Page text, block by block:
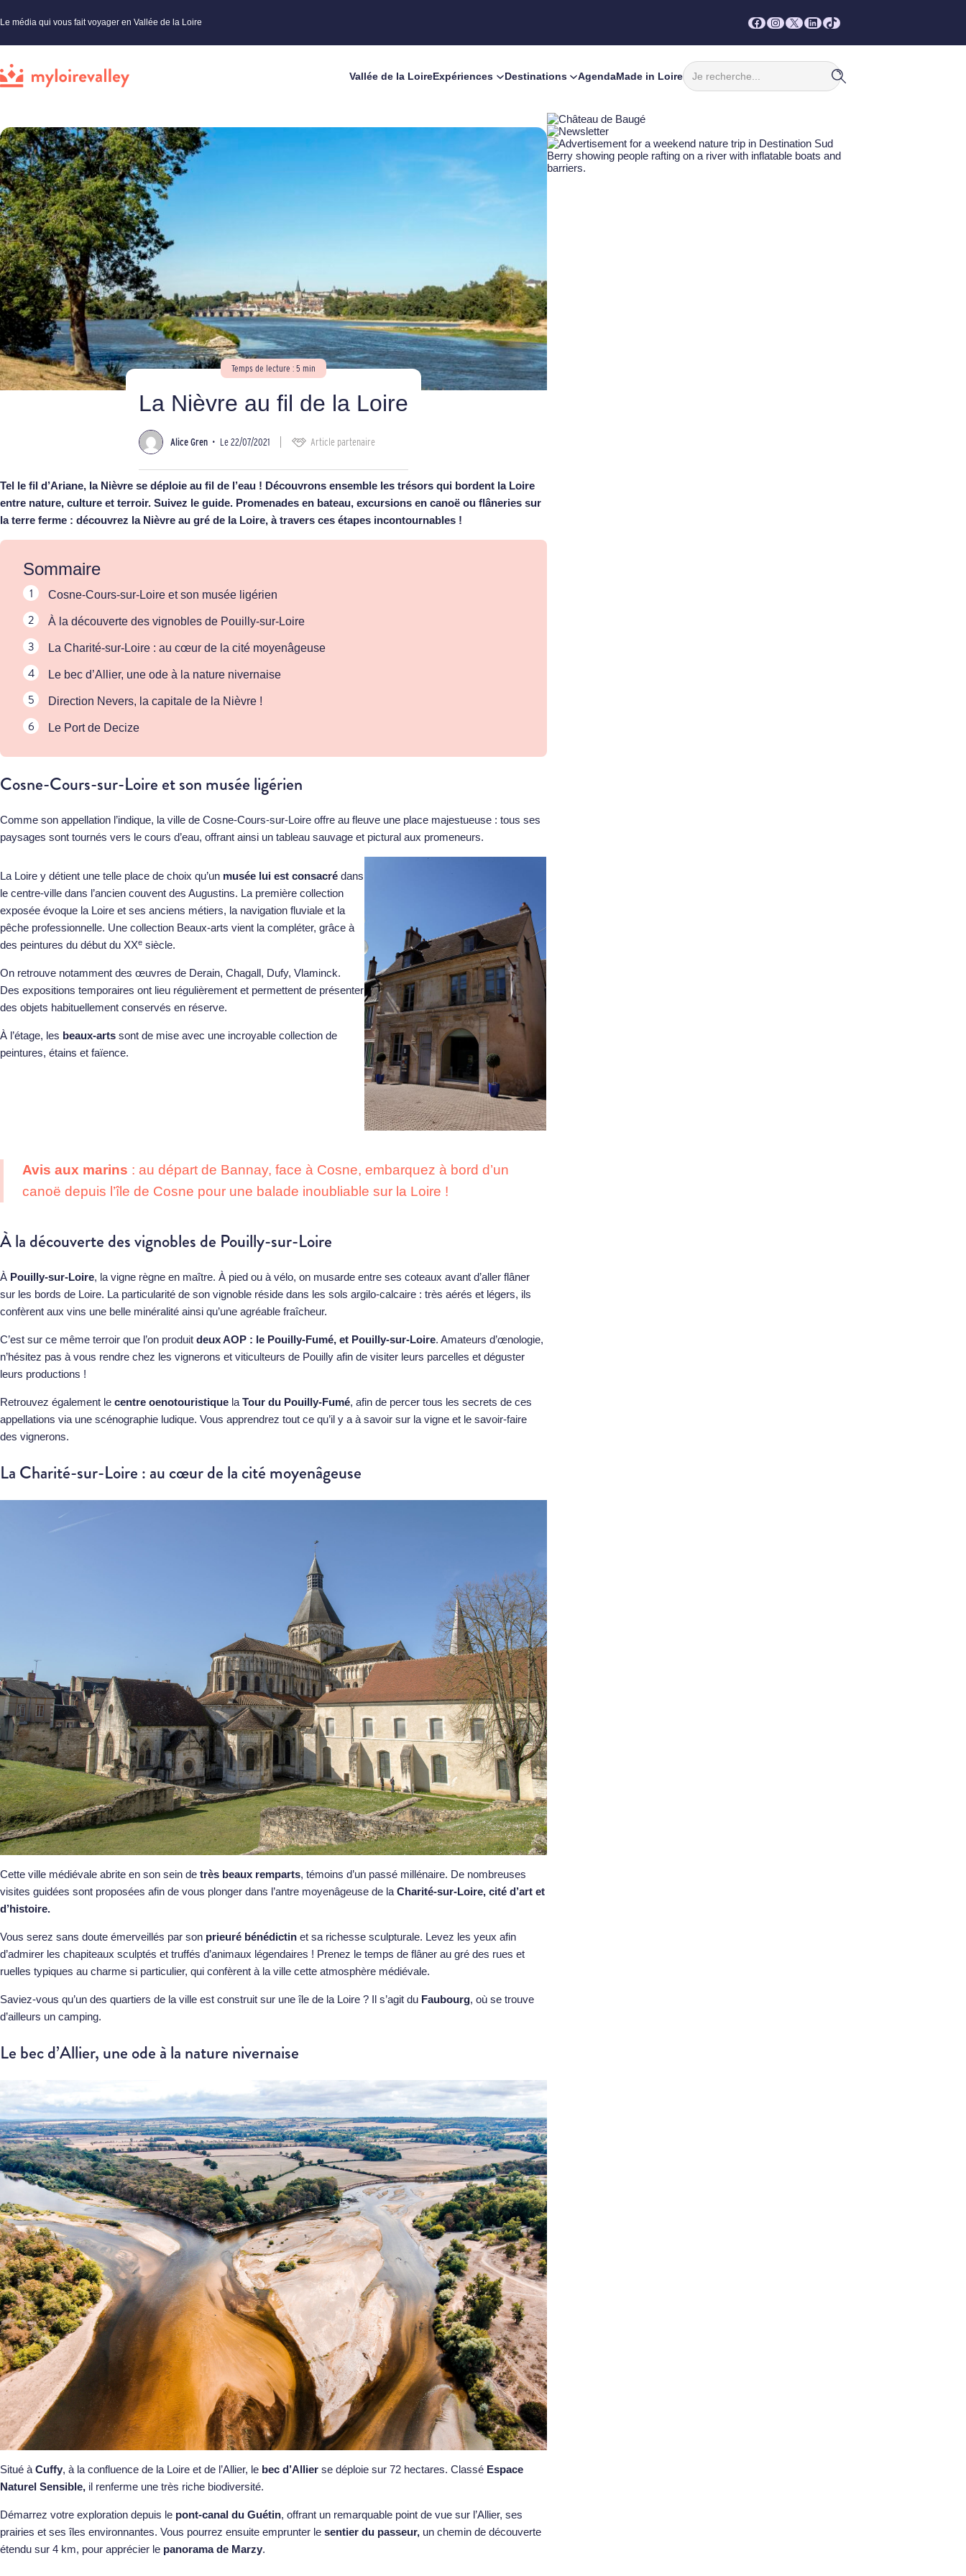
Le média qui vous fait voyager en Vallée de la Loire Facebook
Instagram
X LinkedIn
TikTok
Vallée de la LoireExpériences Destinations AgendaMade in Loire
Rechercher
Temps de lecture : 5 min
La Nièvre au fil de la Loire
Alice Gren • Le 22/07/2021 Article partenaire
Tel le fil d’Ariane, la Nièvre se déploie au fil de l’eau ! Découvrons ensemble les trésors qui bordent la Loire
entre nature, culture et terroir. Suivez le guide. Promenades en bateau, excursions en canoë ou flâneries sur
la terre ferme : découvrez la Nièvre au gré de la Loire, à travers ces étapes incontournables !
Sommaire
Cosne-Cours-sur-Loire et son musée ligérien
À la découverte des vignobles de Pouilly-sur-Loire
La Charité-sur-Loire : au cœur de la cité moyenâgeuse
Le bec d’Allier, une ode à la nature nivernaise
Direction Nevers, la capitale de la Nièvre !
Le Port de Decize
Cosne-Cours-sur-Loire et son musée ligérien
Comme son appellation l’indique, la ville de Cosne-Cours-sur-Loire offre au fleuve une place majestueuse : tous ses
paysages sont tournés vers le cours d’eau, offrant ainsi un tableau sauvage et pictural aux promeneurs.
La Loire y détient une telle place de choix qu’un musée lui est consacré dans
le centre-ville dans l’ancien couvent des Augustins. La première collection
exposée évoque la Loire et ses anciens métiers, la navigation fluviale et la
pêche professionnelle. Une collection Beaux-arts vient la compléter, grâce à
des peintures du début du XXe siècle.
On retrouve notamment des œuvres de Derain, Chagall, Dufy, Vlaminck.
Des expositions temporaires ont lieu régulièrement et permettent de présenter
des objets habituellement conservés en réserve.
À l’étage, les beaux-arts sont de mise avec une incroyable collection de
peintures, étains et faïence.
Avis aux marins : au départ de Bannay, face à Cosne, embarquez à bord d’un
canoë depuis l’île de Cosne pour une balade inoubliable sur la Loire !
À la découverte des vignobles de Pouilly-sur-Loire
À Pouilly-sur-Loire, la vigne règne en maître. À pied ou à vélo, on musarde entre ses coteaux avant d’aller flâner
sur les bords de Loire. La particularité de son vignoble réside dans les sols argilo-calcaire : très aérés et légers, ils
confèrent aux vins une belle minéralité ainsi qu’une agréable fraîcheur.
C’est sur ce même terroir que l’on produit deux AOP : le Pouilly-Fumé, et Pouilly-sur-Loire. Amateurs d’œnologie,
n’hésitez pas à vous rendre chez les vignerons et viticulteurs de Pouilly afin de visiter leurs parcelles et déguster
leurs productions !
Retrouvez également le centre oenotouristique la Tour du Pouilly-Fumé, afin de percer tous les secrets de ces
appellations via une scénographie ludique. Vous apprendrez tout ce qu’il y a à savoir sur la vigne et le savoir-faire
des vignerons.
La Charité-sur-Loire : au cœur de la cité moyenâgeuse
Cette ville médiévale abrite en son sein de très beaux remparts, témoins d’un passé millénaire. De nombreuses
visites guidées sont proposées afin de vous plonger dans l’antre moyenâgeuse de la Charité-sur-Loire, cité d’art et
d’histoire.
Vous serez sans doute émerveillés par son prieuré bénédictin et sa richesse sculpturale. Levez les yeux afin
d’admirer les chapiteaux sculptés et truffés d’animaux légendaires ! Prenez le temps de flâner au gré des rues et
ruelles typiques au charme si particulier, qui confèrent à la ville cette atmosphère médiévale.
Saviez-vous qu’un des quartiers de la ville est construit sur une île de la Loire ? Il s’agit du Faubourg, où se trouve
d’ailleurs un camping.
Le bec d’Allier, une ode à la nature nivernaise
Situé à Cuffy, à la confluence de la Loire et de l’Allier, le bec d’Allier se déploie sur 72 hectares. Classé Espace
Naturel Sensible, il renferme une très riche biodiversité.
Démarrez votre exploration depuis le pont-canal du Guétin, offrant un remarquable point de vue sur l’Allier, ses
prairies et ses îles environnantes. Vous pourrez ensuite emprunter le sentier du passeur, un chemin de découverte
étendu sur 4 km, pour apprécier le panorama de Marzy.